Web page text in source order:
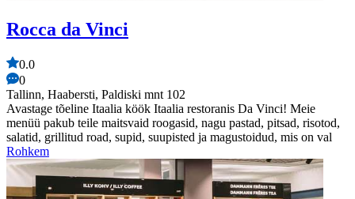
Rocca da Vinci
0.0
0
Tallinn, Haabersti, Paldiski mnt 102
Avastage tõeline Itaalia köök Itaalia restoranis Da Vinci! Meie
menüü pakub teile maitsvaid roogasid, nagu pastad, pitsad, risotod,
salatid, grillitud road, supid, suupisted ja magustoidud, mis on val
Rohkem